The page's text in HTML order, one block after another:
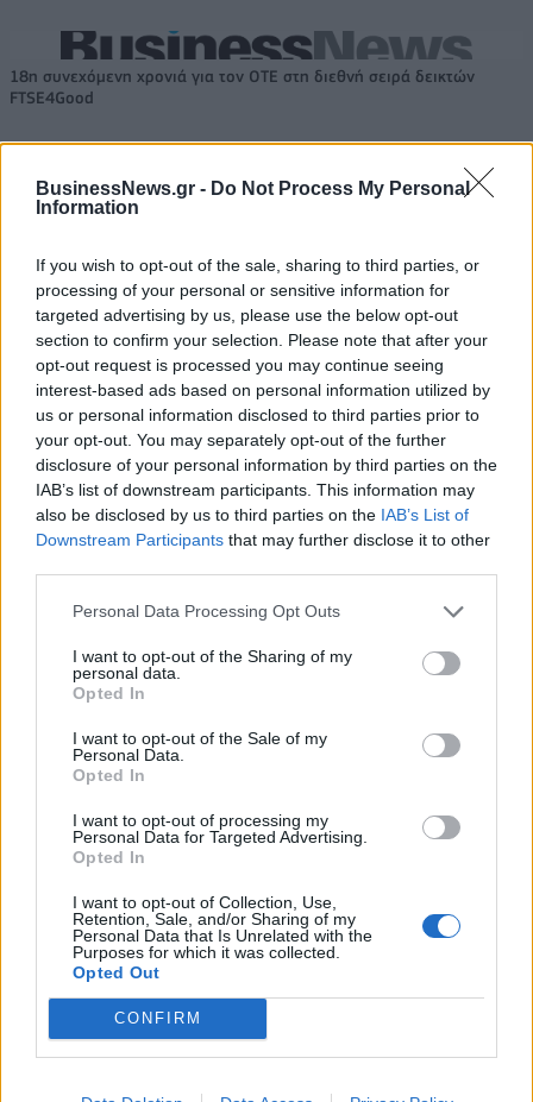
BusinessNews.gr - Do Not Process My Personal
Information
If you wish to opt-out of the sale, sharing to third parties, or
processing of your personal or sensitive information for
targeted advertising by us, please use the below opt-out
section to confirm your selection. Please note that after your
opt-out request is processed you may continue seeing
interest-based ads based on personal information utilized by
us or personal information disclosed to third parties prior to
your opt-out. You may separately opt-out of the further
disclosure of your personal information by third parties on the
IAB’s list of downstream participants. This information may
also be disclosed by us to third parties on the IAB’s List of
Downstream Participants that may further disclose it to other
Personal Data Processing Opt Outs
I want to opt-out of the Sharing of my
personal data.
Opted In
I want to opt-out of the Sale of my
Personal Data.
Opted In
I want to opt-out of processing my
Personal Data for Targeted Advertising.
Opted In
I want to opt-out of Collection, Use,
Retention, Sale, and/or Sharing of my
Personal Data that Is Unrelated with the
Purposes for which it was collected.
Opted Out
CONFIRM
18η συνεχόμενη χρονιά για τον ΟΤΕ στη διεθνή σειρά δεικτών
FTSE4Good
Alpha Bank: Για πρώτη φορά το Αρχαίο Θέατρο Επιδαύρου άνοιξε τις
πύλες του σε όλους
ΠΕΡΙΣΣΌΤΕΡΑ ΣΕ ΑΥΤΉ ΤΗΝ ΚΑΤΗΓΟΡΊΑ
Λιβύη: Ο Χαφτάρ
απορρίπτει το αίτημα
Ερντογάν – Πούτιν για
09/01/2020 - 21:25
Συντριβή ουκρανικού
Boeing: Πολλά ακόμα τα
σενάρια για την τραγωδία
10/01/2020 - 08:43
ΡΟΗ ΕΙΔΗΣΕΩΝ
Ειδικό Χωροταξικό για τον Τουρισμό: Οι νέοι